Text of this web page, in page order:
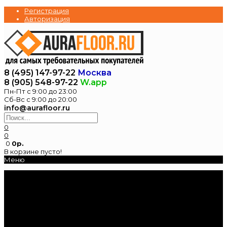
Регистрация
Авторизация
8 (495) 147-97-22 Москва
8 (905) 548-97-22 W.app
Пн-Пт с 9:00 до 23:00
Сб-Вс с 9:00 до 20:00
info@aurafloor.ru
0
0
0 0р.
В корзине пусто!
Меню